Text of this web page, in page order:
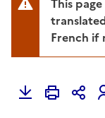
French if